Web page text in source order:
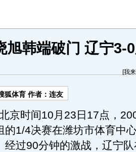
旭韩端破门 辽宁3-
[我
狐体育作者：连友
京时间10月23日17点，
的1/4决赛在潍坊市体育中
经过90分钟的激战，辽宁